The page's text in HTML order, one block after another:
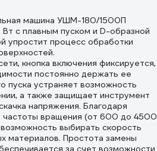
машина УШМ-180/1500П
с плавным пуском и D-образной
упростит процесс обработки
кнопка включения фиксируется,
постоянно держать ее
пуска устраняет возможность
а также защищает инструмент
напряжения. Благодаря
частоты вращения (от 600 до 4500
выбирать скорость
материалов. Простота замены
за счет возможности